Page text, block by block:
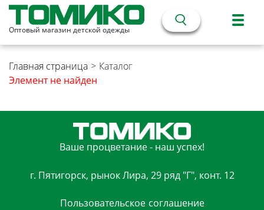
Оптовый магазин детской одежды
Главная страница > Каталог
Элемент не найден
Ваше процветание - наш успех!
г. Пятигорск, рынок Лира, 29 ряд "Г", конт. 12
Пользовательское соглашение